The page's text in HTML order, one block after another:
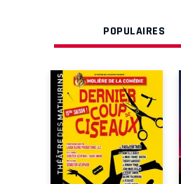
POPULAIRES